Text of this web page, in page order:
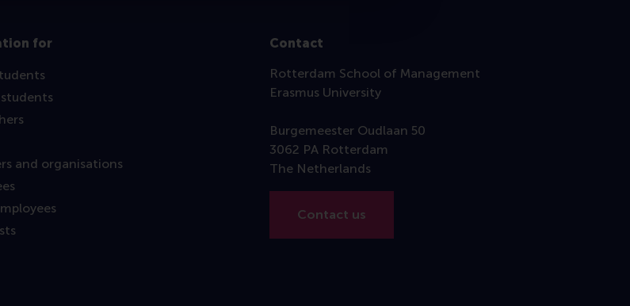
for
and organisations
Contact
Rotterdam School of Management
Erasmus University
Burgemeester Oudlaan 50
3062 PA Rotterdam
The Netherlands
Contact us